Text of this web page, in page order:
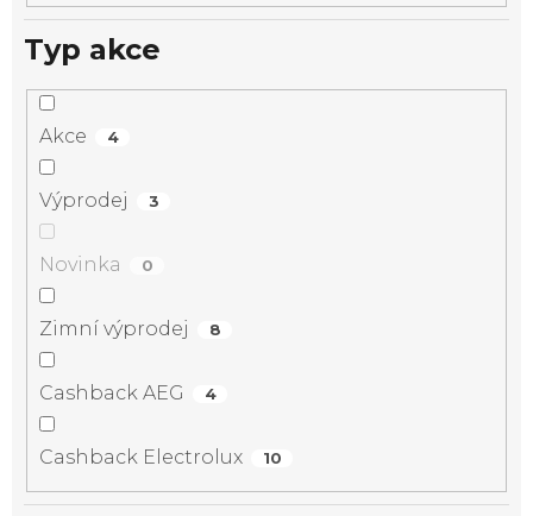
Typ akce
Akce 4
Výprodej 3
Novinka 0
Zimní výprodej 8
Cashback AEG 4
Cashback Electrolux 10